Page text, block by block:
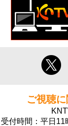
ご視聴
受付時間：平日11